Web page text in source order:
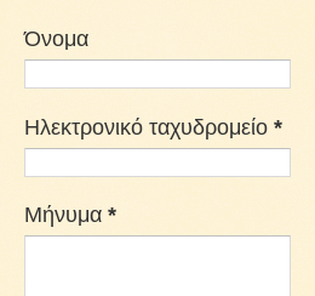
Όνομα
Ηλεκτρονικό ταχυδρομείο *
Μήνυμα *